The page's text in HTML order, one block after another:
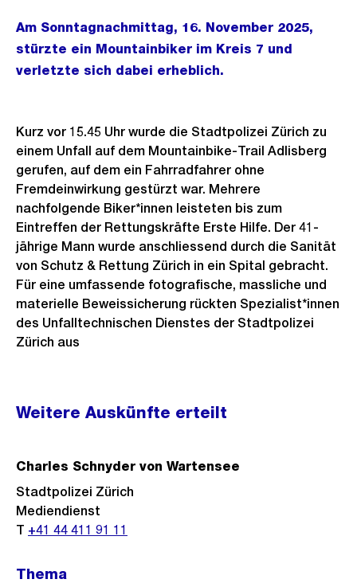
Am Sonntagnachmittag, 16. November 2025,
stürzte ein Mountainbiker im Kreis 7 und
verletzte sich dabei erheblich.
Kurz vor 15.45 Uhr wurde die Stadtpolizei Zürich zu
einem Unfall auf dem Mountainbike-Trail Adlisberg
gerufen, auf dem ein Fahrradfahrer ohne
Fremdeinwirkung gestürzt war. Mehrere
nachfolgende Biker*innen leisteten bis zum
Eintreffen der Rettungskräfte Erste Hilfe. Der 41-
jährige Mann wurde anschliessend durch die Sanität
von Schutz & Rettung Zürich in ein Spital gebracht.
Für eine umfassende fotografische, massliche und
materielle Beweissicherung rückten Spezialist*innen
des Unfalltechnischen Dienstes der Stadtpolizei
Zürich aus
Weitere
Informationen
Weitere Auskünfte erteilt
Charles Schnyder von Wartensee
Stadtpolizei Zürich
Mediendienst
T +41 44 411 91 11
Thema